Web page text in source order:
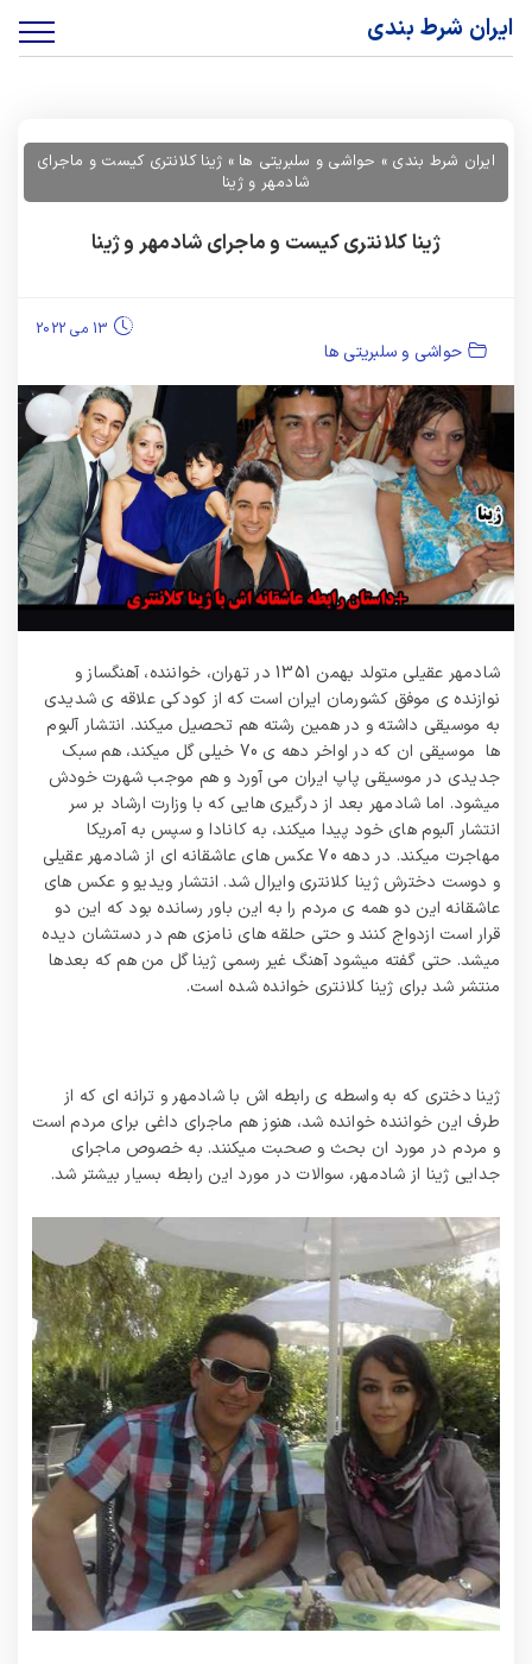
ایران شرط بندی
ایران شرط بندی » حواشی و سلبریتی ها » ژینا کلانتری کیست و ماجرای
شادمهر و ژینا
ژینا کلانتری کیست و ماجرای شادمهر و ژینا
13 می 2022
حواشی و سلبریتی ها
شادمهر عقیلی متولد بهمن 1351 در تهران، خواننده، آهنگساز و
نوازنده ی موفق کشورمان ایران است که از کودکی علاقه ی شدیدی
به موسیقی داشته و در همین رشته هم تحصیل میکند. انتشار آلبوم
ها موسیقی ان که در اواخر دهه ی 70 خیلی گل میکند، هم سبک
جدیدی در موسیقی پاپ ایران می آورد و هم موجب شهرت خودش
میشود. اما شادمهر بعد از درگیری هایی که با وزارت ارشاد بر سر
انتشار آلبوم های خود پیدا میکند، به کانادا و سپس به آمریکا
مهاجرت میکند. در دهه 70 عکس های عاشقانه ای از شادمهر عقیلی
و دوست دخترش ژینا کلانتری وایرال شد. انتشار ویدیو و عکس های
عاشقانه این دو همه ی مردم را به این باور رسانده بود که این دو
قرار است ازدواج کنند و حتی حلقه های نامزی هم در دستشان دیده
میشد. حتی گفته میشود آهنگ غیر رسمی ژینا گل من هم که بعدها
منتشر شد برای ژینا کلانتری خوانده شده است.
ژینا دختری که به واسطه ی رابطه اش با شادمهر و ترانه ای که از
طرف این خواننده خوانده شد، هنوز هم ماجرای داغی برای مردم است
و مردم در مورد ان بحث و صحبت میکنند. به خصوص ماجرای
جدایی ژینا از شادمهر، سوالات در مورد این رابطه بسیار بیشتر شد.